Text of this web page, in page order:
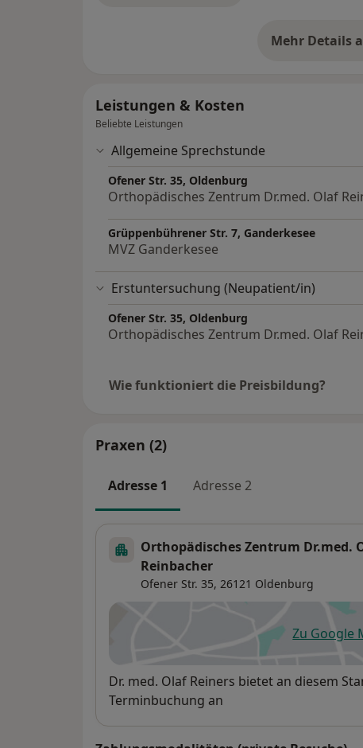
Mehr Details
Leistungen & Kosten
Beliebte Leistungen
Allgemeine Sprechstunde
Ofener Str. 35, Oldenburg
Orthopädisches Zentrum Dr.med. Olaf
Grüppenbührener Str. 7, Ganderkesee
MVZ Ganderkesee
Erstuntersuchung (Neupatient/in)
Ofener Str. 35, Oldenburg
Orthopädisches Zentrum Dr.med. Olaf
Wie funktioniert die Preisbildung?
Praxen (2)
Adresse 1 Adresse 2
Orthopädisches Zentrum Dr.med.
Reinbacher
Ofener Str. 35, 26121 Oldenburg
Zu Google
Verfügbarkeit
Dr. med. Olaf Reiners bietet an diesem
Terminbuchung an